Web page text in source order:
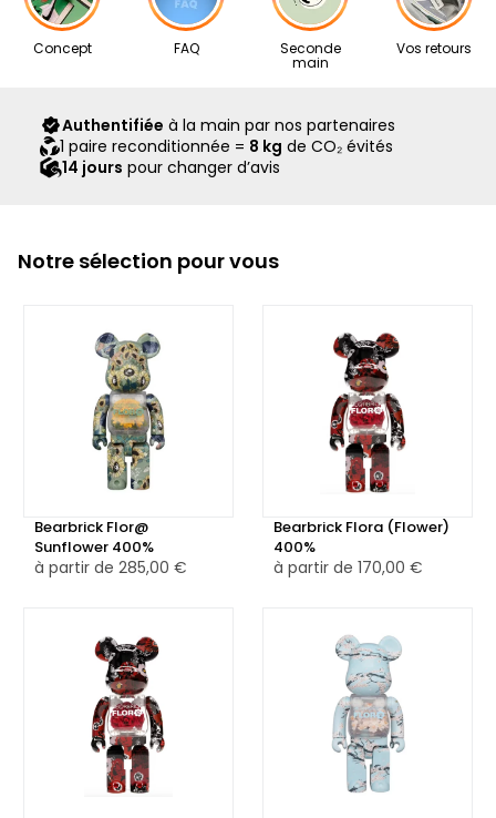
Nos articles proviennent exclusivement de notre réseau de
revendeurs partenaires, sélectionnés avec soin pour leur
scellé Second Step attestant qu’ils ont été contrôlés et
expédiés par notre équipe.
Concept FAQ Seconde
main
Vos retours
Authentifiée à la main par nos partenaires
1 paire reconditionnée = 8 kg de CO₂ évités
14 jours pour changer d’avis
Notre sélection pour vous
Bearbrick Flor@
Sunflower 400%
à partir de 285,00 €
Bearbrick Flora (Flower)
400%
à partir de 170,00 €